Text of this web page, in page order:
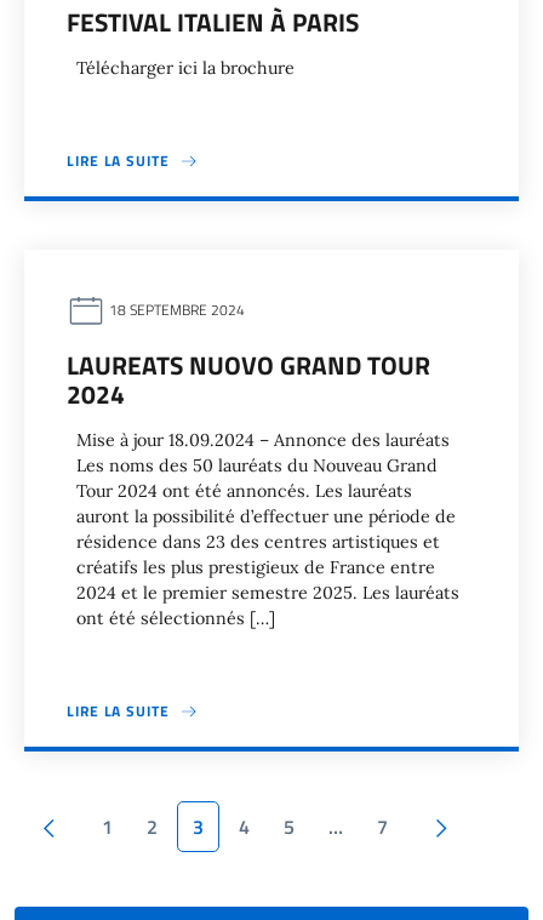
FESTIVAL ITALIEN À PARIS
Télécharger ici la brochure
LIRE LA SUITE
18 SEPTEMBRE 2024
LAUREATS NUOVO GRAND TOUR
2024
Mise à jour 18.09.2024 – Annonce des lauréats
Les noms des 50 lauréats du Nouveau Grand
Tour 2024 ont été annoncés. Les lauréats
auront la possibilité d’effectuer une période de
résidence dans 23 des centres artistiques et
créatifs les plus prestigieux de France entre
2024 et le premier semestre 2025. Les lauréats
ont été sélectionnés […]
LIRE LA SUITE
Pagination
Page précédente
1 2 3 4 5 … 7